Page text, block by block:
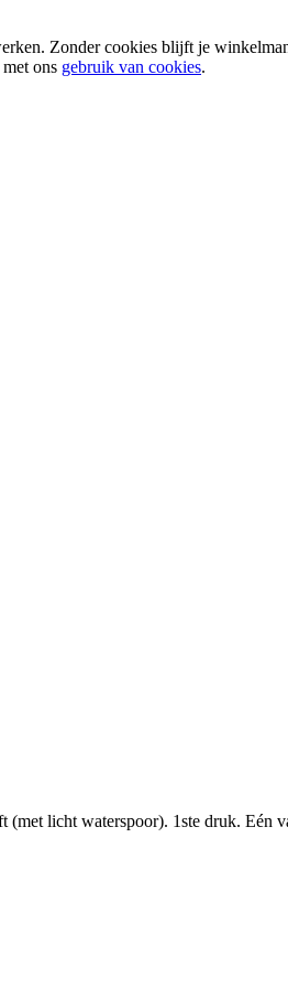
Zonder cookies blijft je
ons gebruik van cookies.
(met licht waterspoor). 1ste druk.